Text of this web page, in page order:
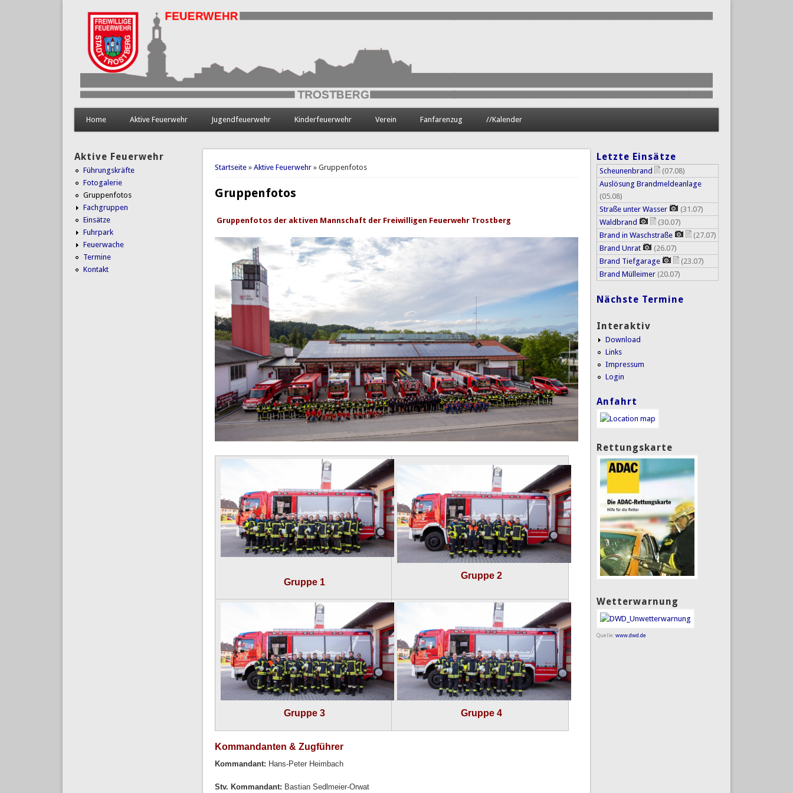
Home Aktive Feuerwehr Jugendfeuerwehr Kinderfeuerwehr Verein Fanfarenzug //Kalender
Sie sind hier
Startseite »Aktive Feuerwehr » Gruppenfotos
Gruppenfotos
Gruppenfotos der aktiven Mannschaft der Freiwilligen Feuerwehr Trostberg
Gruppe 1
Gruppe 2
Gruppe 3 Gruppe 4
Kommandanten & Zugführer
Kommandant: Hans-Peter Heimbach
Stv. Kommandant: Bastian Sedlmeier-Orwat
Aktive Feuerwehr
Führungskräfte
Fotogalerie
Gruppenfotos
Fachgruppen
Einsätze
Fuhrpark
Feuerwache
Termine
Kontakt
Letzte Einsätze
Scheunenbrand
(07.08)
Auslösung Brandmeldeanlage
(05.08)
Straße unter Wasser
(31.07)
Waldbrand
(30.07)
Brand in Waschstraße
(27.07)
Brand Unrat
(26.07)
Brand Tiefgarage
(23.07)
Brand Mülleimer (20.07)
Nächste Termine
Interaktiv
Download
Links
Impressum
Login
Anfahrt
Rettungskarte
Wetterwarnung
Quelle: www.dwd.de